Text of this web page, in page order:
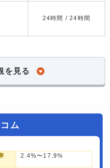
24時間 / 24時間
を見る
ム
2.4%〜17.9%